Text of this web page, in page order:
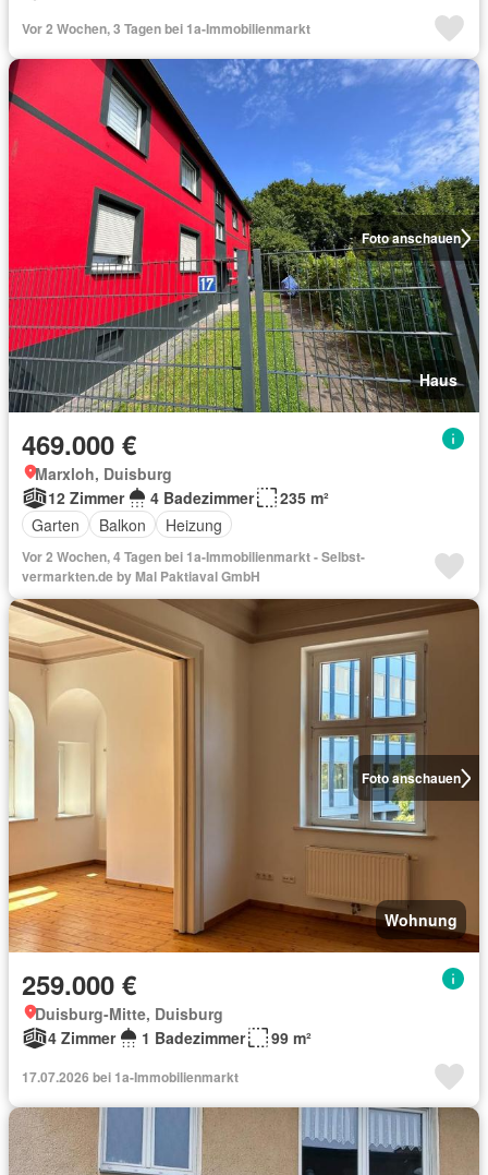
Vor 2 Wochen, 3 Tagen bei 1a-Immobilienmarkt
Foto anschauen
Haus
469.000 €
Marxloh, Duisburg
12 Zimmer
4 Badezimmer
235 m²
Garten
Balkon Heizung
Vor 2 Wochen, 4 Tagen bei 1a-Immobilienmarkt - Selbst-
vermarkten.de by Mal Paktiaval GmbH
Foto anschauen
Wohnung
259.000 €
Duisburg-Mitte, Duisburg
4 Zimmer
1 Badezimmer 99 m²
17.07.2026 bei 1a-Immobilienmarkt